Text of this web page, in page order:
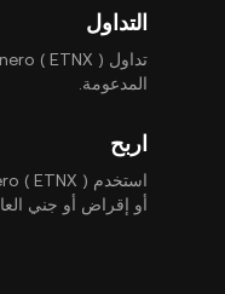
التداول
المدعومة.
اربح
أو إقراض أو جني